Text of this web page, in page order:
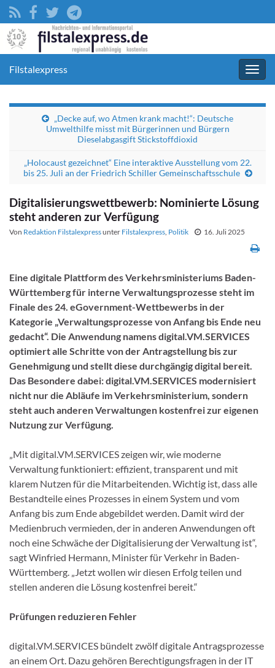
Filstalexpress
„Decke auf, wo Atmen krank macht!“: Deutsche
Umwelthilfe misst mit Bürgerinnen und Bürgern
Dieselabgasgift Stickstoffdioxid
„Holocaust gezeichnet“ Eine interaktive Ausstellung vom 22.
bis 25. Juli an der Friedrich Schiller Gemeinschaftsschule
Digitalisierungswettbewerb: Nominierte Lösung
steht anderen zur Verfügung
Von Redaktion Filstalexpressunter Filstalexpress, Politik 16. Juli 2025
Eine digitale Plattform des Verkehrsministeriums Baden-
Württemberg für interne Verwaltungsprozesse steht im
Finale des 24. eGovernment-Wettbewerbs in der
Kategorie „Verwaltungsprozesse von Anfang bis Ende neu
gedacht“. Die Anwendung namens digital.VM.SERVICES
optimiert alle Schritte von der Antragstellung bis zur
Genehmigung und stellt diese durchgängig digital bereit.
Das Besondere dabei: digital.VM.SERVICES modernisiert
nicht nur die Abläufe im Verkehrsministerium, sondern
steht auch anderen Verwaltungen kostenfrei zur eigenen
Nutzung zur Verfügung.
„Mit digital.VM.SERVICES zeigen wir, wie moderne
Verwaltung funktioniert: effizient, transparent und mit
klarem Nutzen für die Mitarbeitenden. Wichtig ist, dass alle
Bestandteile eines Prozesses in einem System und vom
Anfang bis zum Ende abgebildet werden. Damit wird der
Medienbruch vermieden, der in anderen Anwendungen oft
noch eine Schwäche der Digitalisierung der Verwaltung ist“,
sagt Winfried Hermann, Minister für Verkehr in Baden-
Württemberg. „Jetzt wollen wir diesen Erfolg teilen und
stellen anderen die Lösung kostenfrei bereit.“
Prüfungen reduzieren Fehler
digital.VM.SERVICES bündelt zwölf digitale Antragsprozesse
an einem Ort. Dazu gehören Berechtigungsfragen in der IT